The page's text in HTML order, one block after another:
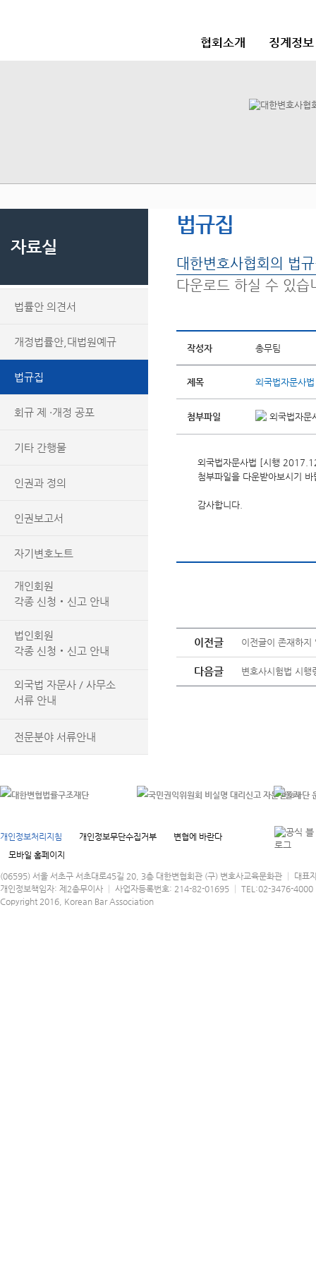
협회소개 징계정
자료실
법률안 의견서
개정법률안,대법원예규
법규집
회규 제 ·개정 공포
기타 간행물
인권과 정의
인권보고서
자기변호노트
개인회원
각종 신청‧신고 안내
법인회원
각종 신청‧신고 안내
외국법 자문사 / 사무소
서류 안내
전문분야 서류안내
법규집
대한변호사협회의 법
다운로드 하실 수 있습
작성자 총무팀
제목 외국법자문사
첨부파일 외국법자
외국법자문사법 [시행
첨부파일을 다운받아보시기 바
감사합니다.
이전글 이전글이 존재하지
다음글 변호사시험법 시
개인정보처리지침 개인정보무단수집거부
변협에 바란다
모바일 홈페이지
(06595) 서울 서초구 서초대로45길 20, 3층 대한변협회관 (구) 변호사교육문화관 │ 대표
개인정보책임자: 제2총무이사 │ 사업자등록번호: 214-82-01695 │ TEL:02-3476-
Copyright 2016, Korean Bar Association